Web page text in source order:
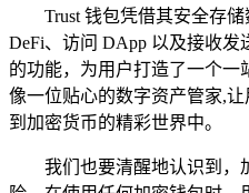
Trust 钱包凭借其安全存
DeFi、访问 DApp 以及接收发
的功能，为用户打造了一个
像一位贴心的数字资产管家,
到加密货币的精彩世界中。
我们也要清醒地认识到，